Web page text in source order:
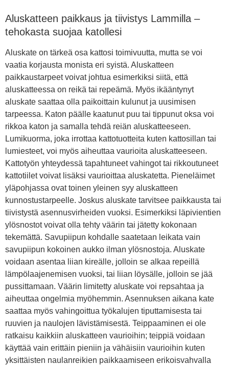
Aluskatteen paikkaus ja tiivistys Lammilla –
tehokasta suojaa katollesi
Aluskate on tärkeä osa kattosi toimivuutta, mutta se voi
vaatia korjausta monista eri syistä. Aluskatteen
paikkaustarpeet voivat johtua esimerkiksi siitä, että
aluskatteessa on reikä tai repeämä. Myös ikääntynyt
aluskate saattaa olla paikoittain kulunut ja uusimisen
tarpeessa. Katon päälle kaatunut puu tai tippunut oksa voi
rikkoa katon ja samalla tehdä reiän aluskatteeseen.
Lumikuorma, joka irrottaa kattotuotteita kuten kattosillan tai
lumiesteet, voi myös aiheuttaa vaurioita aluskatteeseen.
Kattotyön yhteydessä tapahtuneet vahingot tai rikkoutuneet
kattotiilet voivat lisäksi vaurioittaa aluskatetta. Pieneläimet
yläpohjassa ovat toinen yleinen syy aluskatteen
kunnostustarpeelle. Joskus aluskate tarvitsee paikkausta tai
tiivistystä asennusvirheiden vuoksi. Esimerkiksi läpivientien
ylösnostot voivat olla tehty väärin tai jätetty kokonaan
tekemättä. Savupiipun kohdalle saatetaan leikata vain
savupiipun kokoinen aukko ilman ylösnostoja. Aluskate
voidaan asentaa liian kireälle, jolloin se alkaa repeillä
lämpölaajenemisen vuoksi, tai liian löysälle, jolloin se jää
pussittamaan. Väärin limitetty aluskate voi repsahtaa ja
aiheuttaa ongelmia myöhemmin. Asennuksen aikana kate
saattaa myös vahingoittua työkalujen tiputtamisesta tai
ruuvien ja naulojen lävistämisestä. Teippaaminen ei ole
ratkaisu kaikkiin aluskatteen vaurioihin; teippiä voidaan
käyttää vain erittäin pieniin ja vähäisiin vaurioihin kuten
yksittäisten naulanreikien paikkaamiseen erikoisvahvalla